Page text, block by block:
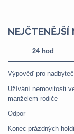
NEJČTENĚJŠÍ
24 hod
Výpověď pro
Užívání nemovitosti
manželem rodiče
Odpor
Konec prázdných